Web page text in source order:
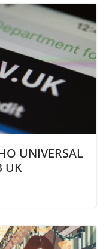
UNIVERSAL
UK